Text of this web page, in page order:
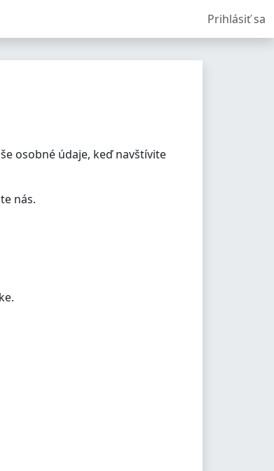
Prihlásiť sa
osobné údaje, keď navštívite
nás.